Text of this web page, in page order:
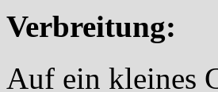
Verbreitung:
Auf ein kleines